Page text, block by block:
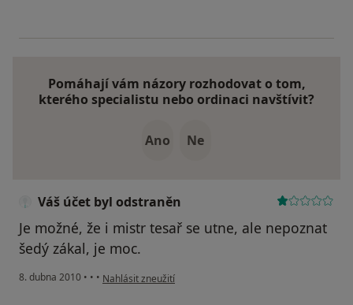
Pomáhají vám názory rozhodovat o tom,
kterého specialistu nebo ordinaci navštívit?
Ano Ne
Váš účet byl odstraněn
Je možné, že i mistr tesař se utne, ale nepoznat
šedý zákal, je moc.
8. dubna 2010 • • • podle názoru uživatele Váš účet byl odstraněn
Nahlásit zneužití